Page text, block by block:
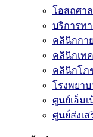
โอสถศา
บริการท
คลินิกกา
คลินิกเท
คลินิกโภ
โรงพยา
ศูนย์เอ็มเ
ศูนย์ส่งเ